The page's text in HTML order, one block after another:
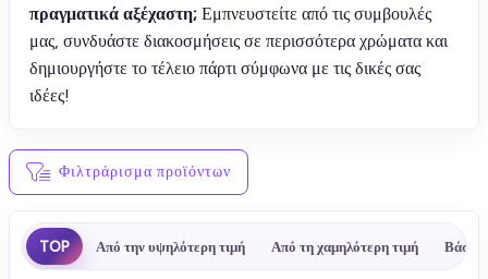
πραγματικά αξέχαστη; Εμπνευστείτε από τις συμβουλές
μας, συνδυάστε διακοσμήσεις σε περισσότερα χρώματα και
δημιουργήστε το τέλειο πάρτι σύμφωνα με τις δικές σας
ιδέες!
Φιλτράρισμα προϊόντων
TOP Από την υψηλότερη τιμή Από τη χαμηλότερη τιμή Βάσει